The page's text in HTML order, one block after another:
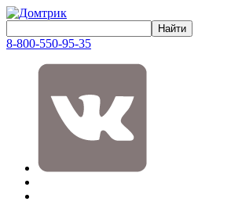
8-800-550-95-35